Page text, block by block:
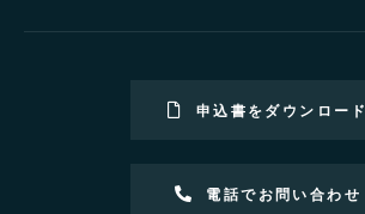
申込書をダウンロード
電話でお問い合わせ